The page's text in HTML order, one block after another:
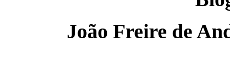
João Freire de